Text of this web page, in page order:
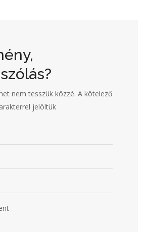
nem tesszük közzé. A kötelező
jelöltük